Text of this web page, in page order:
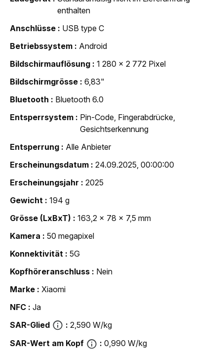
enthalten
Anschlüsse
USB type C
Betriebssystem
Android
Bildschirmauflösung
1 280 x 2 772 Pixel
Bildschirmgrösse
6,83"
Bluetooth
Bluetooth 6.0
Entsperrsystem
Pin-Code, Fingerabdrücke,
Gesichtserkennung
Entsperrung
Alle Anbieter
Erscheinungsdatum
24.09.2025, 00:00:00
Erscheinungsjahr
2025
Gewicht
194 g
Grösse (LxBxT)
163,2 x 78 x 7,5 mm
Kamera
50 megapixel
Konnektivität
5G
Kopfhöreranschluss
Nein
Marke
Xiaomi
NFC
Ja
SAR-Glied
2,590 W/kg
SAR-Wert am Kopf
0,990 W/kg